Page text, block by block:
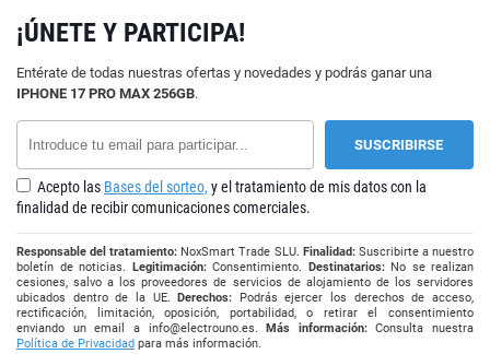
¡ÚNETE Y PARTICIPA!
Entérate de todas nuestras ofertas y novedades y podrás ganar una
IPHONE 17 PRO MAX 256GB.
Acepto las Bases del sorteo, y el tratamiento de mis datos con la
finalidad de recibir comunicaciones comerciales.
Responsable del tratamiento: NoxSmart Trade SLU. Finalidad:Suscribirte a nuestro
boletín de noticias. Legitimación:Consentimiento. Destinatarios:No se realizan
cesiones, salvo a los proveedores de servicios de alojamiento de los servidores
ubicados dentro de la UE.Derechos: Podrás ejercer los derechos de acceso,
rectificación, limitación, oposición, portabilidad, o retirar el consentimiento
enviando un email a info@electrouno.es.Más información:Consulta nuestra
Política de Privacidad para más información.